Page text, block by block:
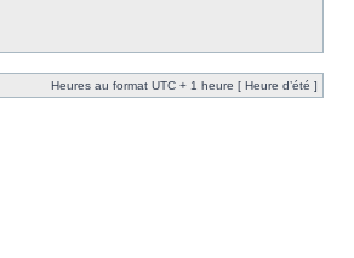
Heures au format UTC + 1 heure [ Heure d’été ]